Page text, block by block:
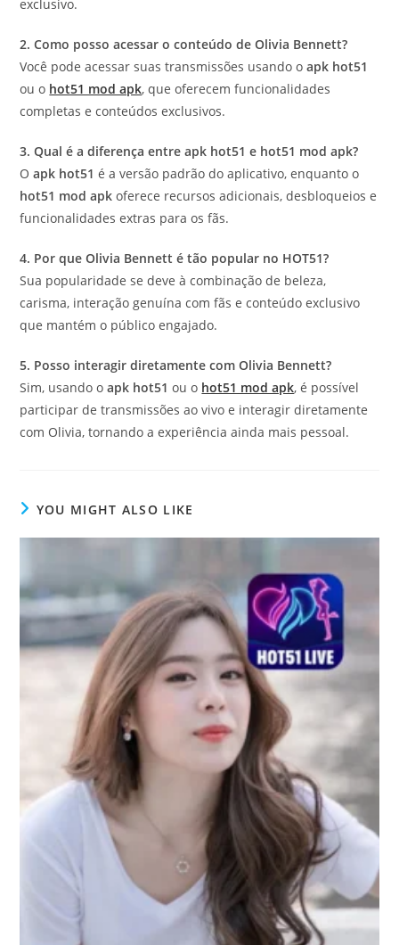
exclusivo.
2. Como posso acessar o conteúdo de Olivia Bennett?
Você pode acessar suas transmissões usando oapk hot51
ou o hot51 mod apk, que oferecem funcionalidades
completas e conteúdos exclusivos.
3. Qual é a diferença entre apk hot51 e hot51 mod apk?
Oapk hot51 é a versão padrão do aplicativo, enquanto o
hot51 mod apk oferece recursos adicionais, desbloqueios e
funcionalidades extras para os fãs.
4. Por que Olivia Bennett é tão popular no HOT51?
Sua popularidade se deve à combinação de beleza,
carisma, interação genuína com fãs e conteúdo exclusivo
que mantém o público engajado.
5. Posso interagir diretamente com Olivia Bennett?
Sim, usando oapk hot51 ou o hot51 mod apk, é possível
participar de transmissões ao vivo e interagir diretamente
com Olivia, tornando a experiência ainda mais pessoal.
YOU MIGHT ALSO LIKE